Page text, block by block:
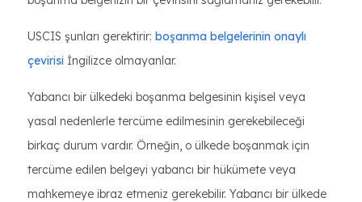
USCIS şunları gerektirir: boşanma belgelerinin onaylı
çevirisi İngilizce olmayanlar.
Yabancı bir ülkedeki boşanma belgesinin kişisel veya
yasal nedenlerle tercüme edilmesinin gerekebileceği
birkaç durum vardır. Örneğin, o ülkede boşanmak için
tercüme edilen belgeyi yabancı bir hükümete veya
mahkemeye ibraz etmeniz gerekebilir. Yabancı bir ülkede